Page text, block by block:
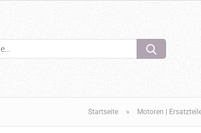
Sprache auswählen
Passwort
Suche...
Startseite » Motoren |